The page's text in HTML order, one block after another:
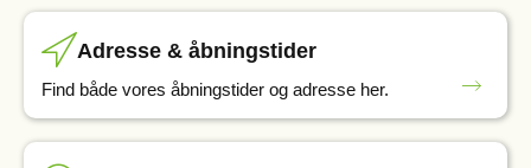
Adresse & åbningstider
Find både vores åbningstider og adresse her.